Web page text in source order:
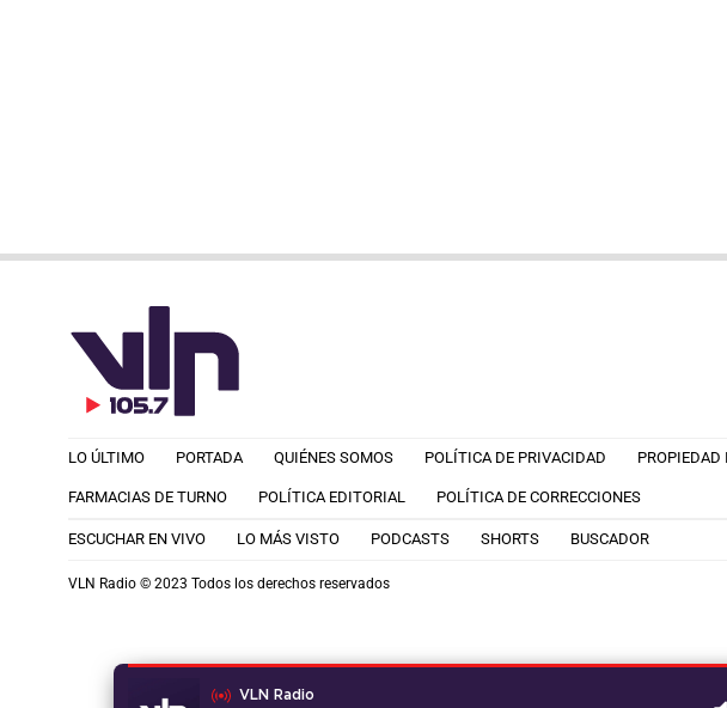
VLN Radio
LO ÚLTIMO PORTADA QUIÉNES SOMOS POLÍTICA DE PRIVACIDAD PROPIEDAD
FARMACIAS DE TURNO POLÍTICA EDITORIAL POLÍTICA DE CORRECCIONES
ESCUCHAR EN VIVO LO MÁS VISTO PODCASTS SHORTS BUSCADOR
VLN Radio © 2023 Todos los derechos reservados